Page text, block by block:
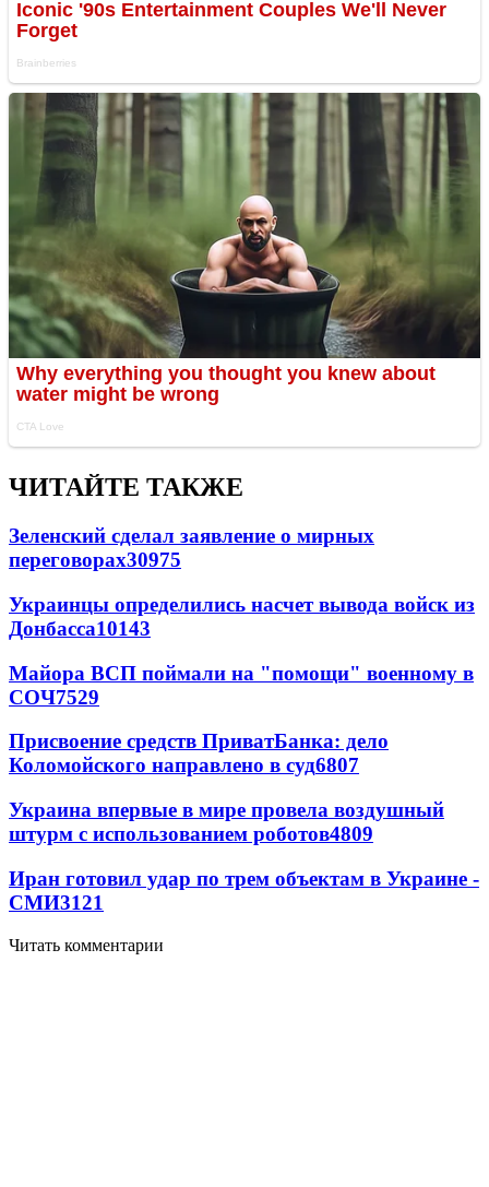
ЧИТАЙТЕ ТАКЖЕ
Зеленский сделал заявление о мирных
переговорах30975
Украинцы определились насчет вывода войск из
Донбасса10143
Майора ВСП поймали на "помощи" военному в
СОЧ7529
Присвоение средств ПриватБанка: дело
Коломойского направлено в суд6807
Украина впервые в мире провела воздушный
штурм с использованием роботов4809
Иран готовил удар по трем объектам в Украине -
СМИ3121
Читать комментарии